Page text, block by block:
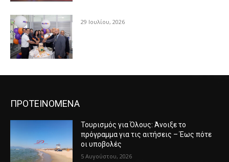
29 Ιουλίου, 2026
ΠΡΟΤΕΙΝΟΜΕΝΑ
Τουρισμός για Όλους: Άνοιξε το
πρόγραμμα για τις αιτήσεις – Έως πότε
οι υποβολές
5 Αυγούστου, 2026